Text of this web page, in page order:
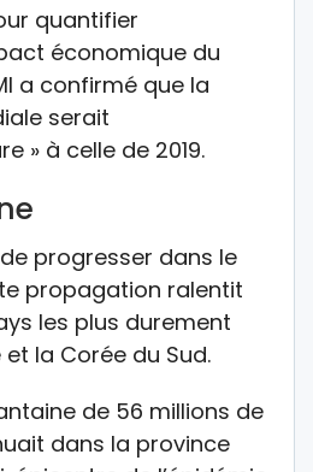
quantifier
économique du
a confirmé que la
serait
» à celle de 2019.
progresser dans le
propagation ralentit
les plus durement
la Corée du Sud.
de 56 millions de
dans la province